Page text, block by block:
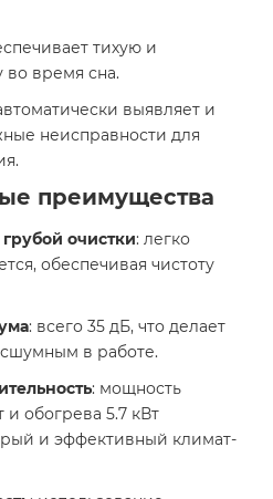
тихую и
во время сна.
выявляет и
неисправности для
преимущества
очистки: легко
обеспечивая чистоту
: всего 35 дБ, что делает
в работе.
: мощность
и обогрева 5.7 кВт
и эффективный климат-